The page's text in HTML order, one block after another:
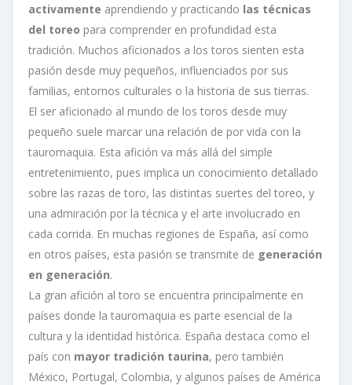
activamente aprendiendo y practicando las técnicas
del toreo para comprender en profundidad esta
tradición. Muchos aficionados a los toros sienten esta
pasión desde muy pequeños, influenciados por sus
familias, entornos culturales o la historia de sus tierras.
El ser aficionado al mundo de los toros desde muy
pequeño suele marcar una relación de por vida con la
tauromaquia. Esta afición va más allá del simple
entretenimiento, pues implica un conocimiento detallado
sobre las razas de toro, las distintas suertes del toreo, y
una admiración por la técnica y el arte involucrado en
cada corrida. En muchas regiones de España, así como
en otros países, esta pasión se transmite de generación
en generación.
La gran afición al toro se encuentra principalmente en
países donde la tauromaquia es parte esencial de la
cultura y la identidad histórica. España destaca como el
país con mayor tradición taurina, pero también
México, Portugal, Colombia, y algunos países de América